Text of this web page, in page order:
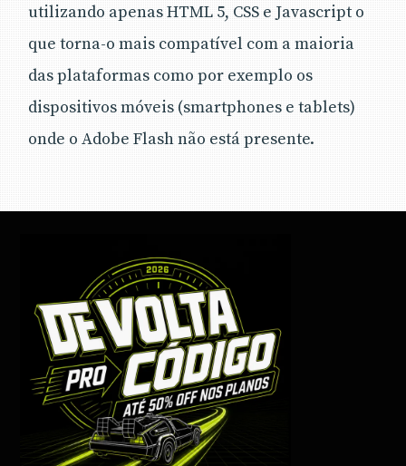
utilizando apenas HTML 5, CSS e Javascript o
que torna-o mais compatível com a maioria
das plataformas como por exemplo os
dispositivos móveis (smartphones e tablets)
onde o Adobe Flash não está presente.